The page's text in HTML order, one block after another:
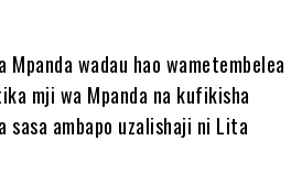
wadau hao wametembelea
mji wa Mpanda na kufikisha
ambapo uzalishaji ni Lita